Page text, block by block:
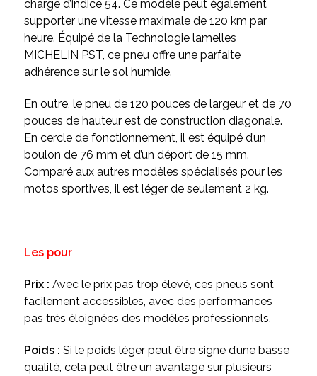
charge d’indice 54. Ce modèle peut également
supporter une vitesse maximale de 120 km par
heure. Équipé de la Technologie lamelles
MICHELIN PST, ce pneu offre une parfaite
adhérence sur le sol humide.
En outre, le pneu de 120 pouces de largeur et de 70
pouces de hauteur est de construction diagonale.
En cercle de fonctionnement, il est équipé d’un
boulon de 76 mm et d’un déport de 15 mm.
Comparé aux autres modèles spécialisés pour les
motos sportives, il est léger de seulement 2 kg.
Les pour
Prix : Avec le prix pas trop élevé, ces pneus sont
facilement accessibles, avec des performances
pas très éloignées des modèles professionnels.
Poids : Si le poids léger peut être signe d’une basse
qualité, cela peut être un avantage sur plusieurs